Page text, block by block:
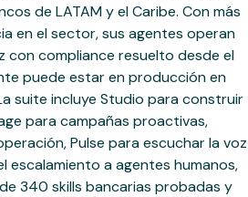
de LATAM y el Caribe. Con más
en el sector, sus agentes operan
con compliance resuelto desde el
puede estar en producción en
suite incluye Studio para construir
para campañas proactivas,
Pulse para escuchar la voz
escalamiento a agentes humanos,
340 skills bancarias probadas y